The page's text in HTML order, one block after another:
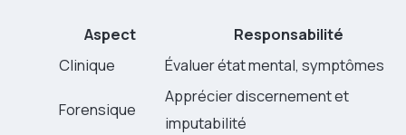
Aspect
Responsabilité
Clinique
Évaluer état mental, symptômes
Forensique
Apprécier discernement et
imputabilité